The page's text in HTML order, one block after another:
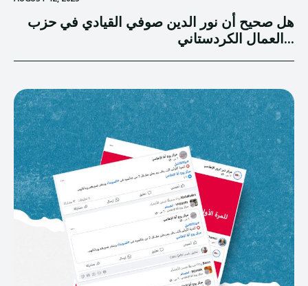
هل صحيح أن نور الدين صوفي القيادي في حزب
العمال الكردستاني...